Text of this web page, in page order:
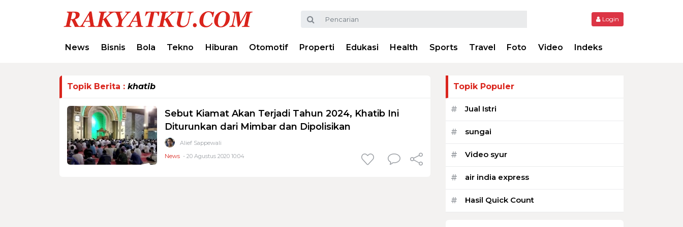
Login
News Bisnis Bola Tekno Hiburan Otomotif Properti Edukasi Health Sports Travel Foto Video Indeks
Topik Berita : khatib
Sebut Kiamat Akan Terjadi Tahun 2024, Khatib Ini
Diturunkan dari Mimbar dan Dipolisikan
Alief Sappewali
News - 20 Agustus 2020 10:04
Topik Populer
# Jual Istri
# sungai
# Video syur
# air india express
# Hasil Quick Count